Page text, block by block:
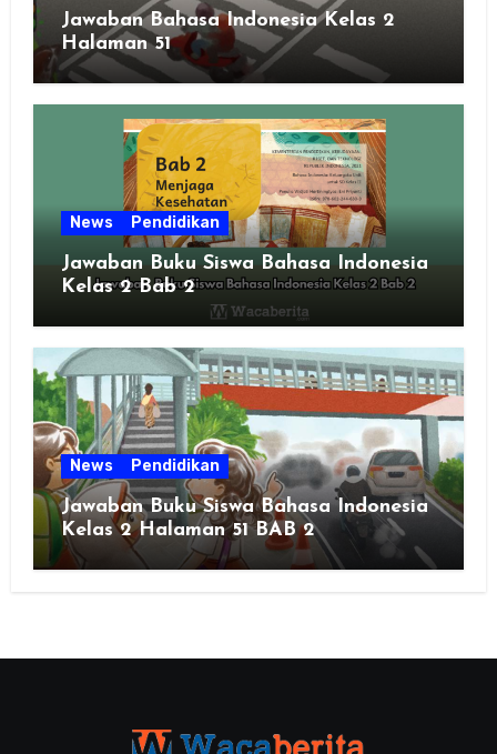
Jawaban Bahasa Indonesia Kelas 2
Halaman 51
News Pendidikan
Jawaban Buku Siswa Bahasa Indonesia
Kelas 2 Bab 2
News Pendidikan
Jawaban Buku Siswa Bahasa Indonesia
Kelas 2 Halaman 51 BAB 2